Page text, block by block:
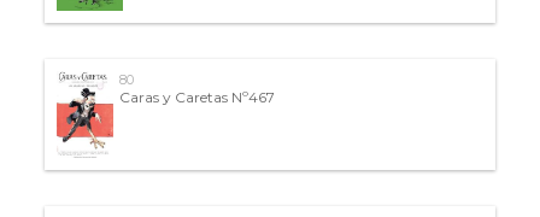
80
Caras y Caretas Nº467